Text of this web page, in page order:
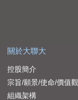
關於大聯大
控股簡介
宗旨/願景/使命/價值觀
組織架構